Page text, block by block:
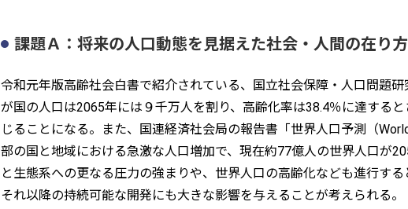
課題Ａ：将来の人口動態を見据えた社会・人間の在り方
令和元年版高齢社会白書で紹介されている、国立社会保障・人口問題
が国の人口は2065年には９千万人を割り、高齢化率は38.4％に達する
じることになる。また、国連経済社会局の報告書「世界人口予測（
部の国と地域における急激な人口増加で、現在約77億人の世界人口が
と生態系への更なる圧力の強まりや、世界人口の高齢化なども進行す
それ以降の持続可能な開発にも大きな影響を与えることが考えられる。